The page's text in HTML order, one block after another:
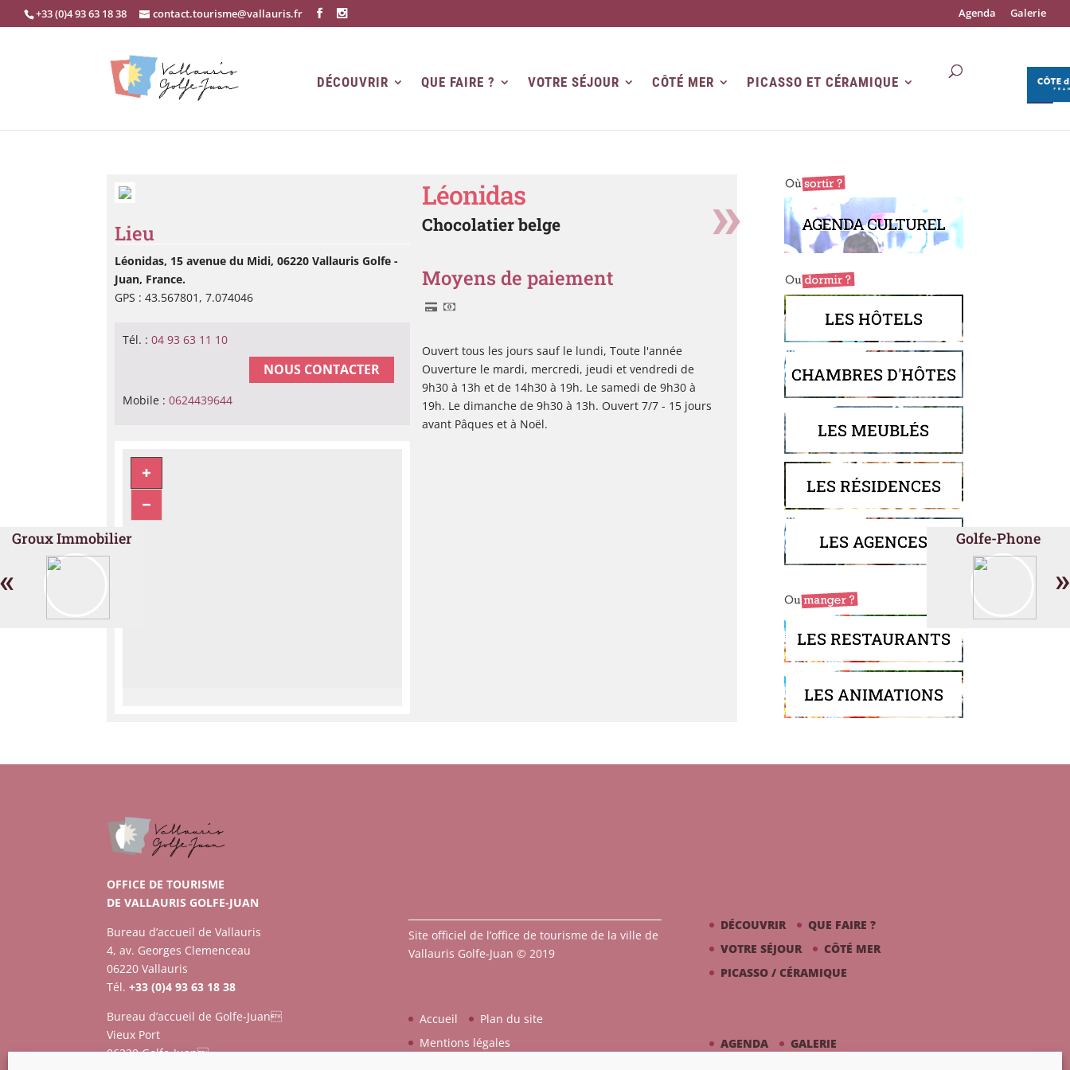
+33 (0)4 93 63 18 38 contact.tourisme@vallauris.fr Agenda Galerie
DÉCOUVRIR QUE FAIRE ? VOTRE SÉJOUR CÔTÉ MER PICASSO ET CÉRAMIQUE
«
Groux Immobilier
»
Golfe-Phone
Lieu
Léonidas, 15 avenue du Midi, 06220 Vallauris Golfe -
Juan, France.
GPS : 43.567801, 7.074046
Tél. :04 93 63 11 10
NOUS CONTACTER
Mobile :0624439644
Léonidas
Chocolatier belge
Moyens de paiement
Ouvert tous les jours sauf le lundi, Toute l'année
Ouverture le mardi, mercredi, jeudi et vendredi de
9h30 à 13h et de 14h30 à 19h. Le samedi de 9h30 à
19h. Le dimanche de 9h30 à 13h. Ouvert 7/7 - 15 jours
avant Pâques et à Noël.
AGENDA CULTUREL
LES HÔTELS
CHAMBRES D'HÔTES
LES MEUBLÉS
LES RÉSIDENCES
LES AGENCES
LES RESTAURANTS
LES ANIMATIONS
OFFICE DE TOURISME
DE VALLAURIS GOLFE-JUAN
Bureau d’accueil de Vallauris
4, av. Georges Clemenceau
06220 Vallauris
Tél.+33 (0)4 93 63 18 38
Bureau d’accueil de Golfe-Juan
Vieux Port
06220 Golfe-Juan
Site officiel de l’office de tourisme de la ville de
Vallauris Golfe-Juan © 2019
Accueil
Plan du site
Mentions légales
DÉCOUVRIR
QUE FAIRE ?
VOTRE SÉJOUR
CÔTÉ MER
PICASSO / CÉRAMIQUE
AGENDA GALERIE